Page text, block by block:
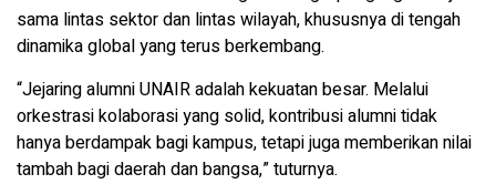
sama lintas sektor dan lintas wilayah, khususnya di tengah
dinamika global yang terus berkembang.
“Jejaring alumni UNAIR adalah kekuatan besar. Melalui
orkestrasi kolaborasi yang solid, kontribusi alumni tidak
hanya berdampak bagi kampus, tetapi juga memberikan nilai
tambah bagi daerah dan bangsa,” tuturnya.